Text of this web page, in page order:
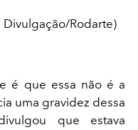
Rodarte)
é que essa não é a
uma gravidez dessa
que estava